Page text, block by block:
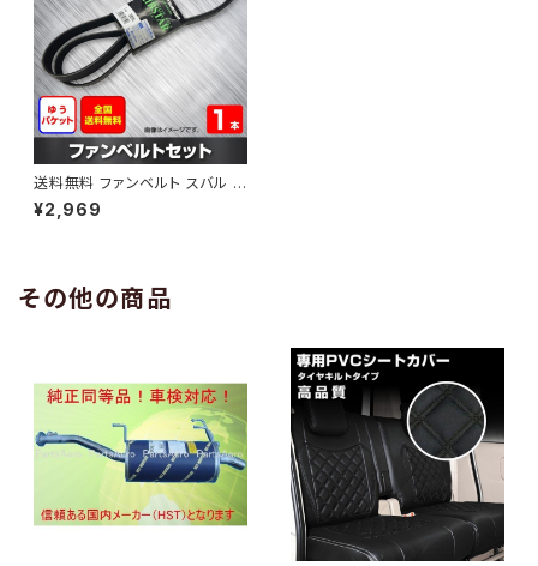
送料無料 ファンベルト スバル レ
ヴォーグ 型式VM4 H26.02～
H28.07 （国内トップメーカー）
¥2,969
その他の商品